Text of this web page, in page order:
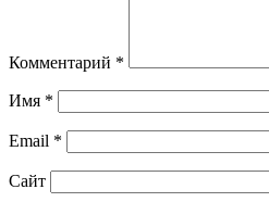
Комментарий *
Имя *
Email *
Сайт